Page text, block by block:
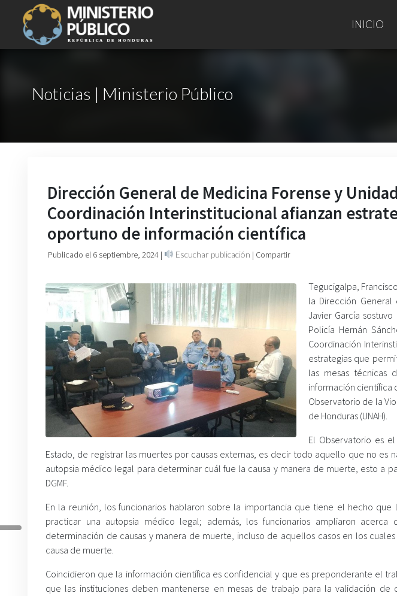
INICIO
Noticias | Ministerio Público
Dirección General de Medicina Forense y
Coordinación Interinstitucional afianzan
oportuno de información científica
Publicado el 6 septiembre, 2024 | Escuchar publicación | Compartir
Tegucigalpa,
la Dirección General
Javier García
Policía Hernán
Coordinación
estrategias que
las mesas técnicas
información científica
Observatorio de la
de Honduras (UNAH).
El Observatorio es
Estado, de registrar las muertes por causas externas, es decir todo aquello que no es
autopsia médico legal para determinar cuál fue la causa y manera de muerte, esto a
DGMF.
En la reunión, los funcionarios hablaron sobre la importancia que tiene el hecho
practicar una autopsia médico legal; además, los funcionarios ampliaron
determinación de causas y manera de muerte, incluso de aquellos casos en los
causa de muerte.
Coincidieron que la información científica es confidencial y que es preponderante el
que las instituciones deben mantenerse en mesas de trabajo para la validación de